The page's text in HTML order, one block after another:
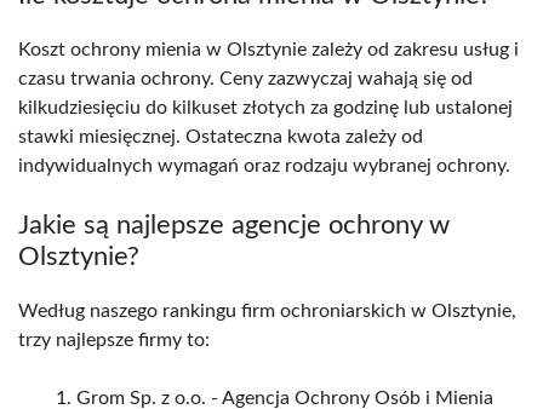
Koszt ochrony mienia w Olsztynie zależy od zakresu usług i
czasu trwania ochrony. Ceny zazwyczaj wahają się od
kilkudziesięciu do kilkuset złotych za godzinę lub ustalonej
stawki miesięcznej. Ostateczna kwota zależy od
indywidualnych wymagań oraz rodzaju wybranej ochrony.
Jakie są najlepsze agencje ochrony w
Olsztynie?
Według naszego rankingu firm ochroniarskich w Olsztynie,
trzy najlepsze firmy to:
Grom Sp. z o.o. - Agencja Ochrony Osób i Mienia